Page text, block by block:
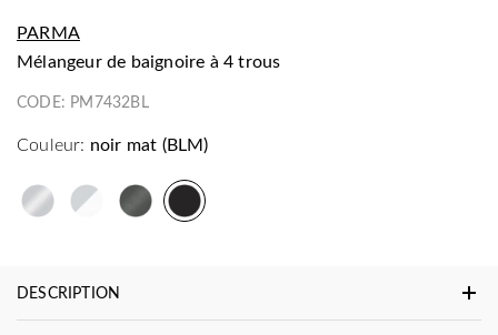
PARMA
mélangeur de baignoire à 4 trous
CODE: PM7432BL
Couleur: noir mat (BLM)
DESCRIPTION